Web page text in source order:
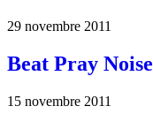
29 novembre 2011
Beat Pray Noise
15 novembre 2011